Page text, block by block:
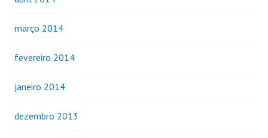
março 2014
fevereiro 2014
janeiro 2014
dezembro 2013